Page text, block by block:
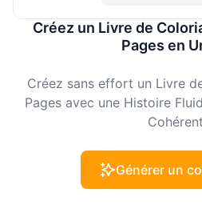
Créez un Livre de
Pages en
Créez sans effort un Livre
Pages avec une Histoire
Générer un